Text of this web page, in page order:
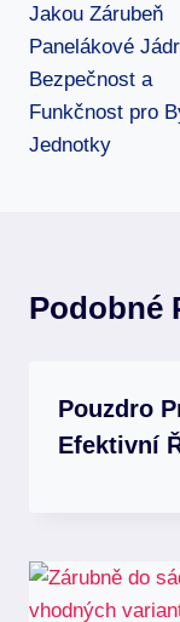
Pro
Příspěvek
Jakou Zárubeň
Panelákové
Bezpečnost a
Funkčnost pro
Jednotky
Podobné
Pouzdro
Efektivní